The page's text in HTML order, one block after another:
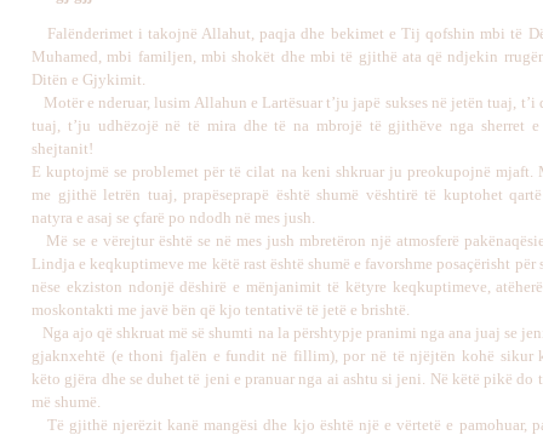
Falënderimet i takojnë Allahut, paqja dhe bekimet e Tij qofshin mbi të
Muhamed, mbi familjen, mbi shokët dhe mbi të gjithë ata që ndjekin
Ditën e Gjykimit.
Motër e nderuar, lusim Allahun e Lartësuar t’ju japë sukses në jetën tuaj, t’i
tuaj, t’ju udhëzojë në të mira dhe të na mbrojë të gjithëve nga sherret
shejtanit!
E kuptojmë se problemet për të cilat na keni shkruar ju preokupojnë mjaft.
me gjithë letrën tuaj, prapëseprapë është shumë vështirë të kuptohet
natyra e asaj se çfarë po ndodh në mes jush.
Më se e vërejtur është se në mes jush mbretëron një atmosferë
Lindja e keqkuptimeve me këtë rast është shumë e favorshme posaçërisht për
nëse ekziston ndonjë dëshirë e mënjanimit të këtyre keqkuptimeve,
moskontakti me javë bën që kjo tentativë të jetë e brishtë.
Nga ajo që shkruat më së shumti na la përshtypje pranimi nga ana juaj se
gjaknxehtë (e thoni fjalën e fundit në fillim), por në të njëjtën kohë sikur
këto gjëra dhe se duhet të jeni e pranuar nga ai ashtu si jeni. Në këtë pikë do
më shumë.
Të gjithë njerëzit kanë mangësi dhe kjo është një e vërtetë e pamohuar,